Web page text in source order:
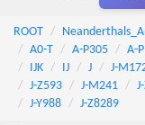
ROOT
A0-T
A-P305 A-
IJK
IJ J J-
J-Z593
J-M241
J-Y988
J-Z8289